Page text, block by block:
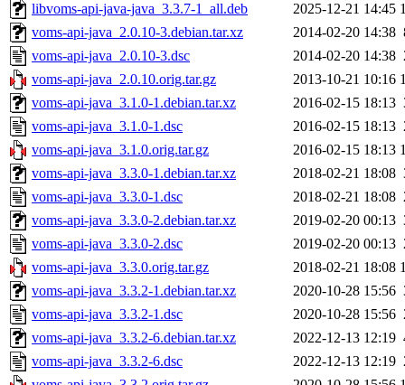
libvoms-api-java-java_3.3.7-1_all.deb
2025-12-21 14:45
voms-api-java_2.0.10-3.debian.tar.xz
2014-02-20 14:38
voms-api-java_2.0.10-3.dsc
2014-02-20 14:38
voms-api-java_2.0.10.orig.tar.gz
2013-10-21 10:16
voms-api-java_3.1.0-1.debian.tar.xz
2016-02-15 18:13
voms-api-java_3.1.0-1.dsc
2016-02-15 18:13
voms-api-java_3.1.0.orig.tar.gz
2016-02-15 18:13
voms-api-java_3.3.0-1.debian.tar.xz
2018-02-21 18:08
voms-api-java_3.3.0-1.dsc
2018-02-21 18:08
voms-api-java_3.3.0-2.debian.tar.xz
2019-02-20 00:13
voms-api-java_3.3.0-2.dsc
2019-02-20 00:13
voms-api-java_3.3.0.orig.tar.gz
2018-02-21 18:08
voms-api-java_3.3.2-1.debian.tar.xz
2020-10-28 15:56
voms-api-java_3.3.2-1.dsc
2020-10-28 15:56
voms-api-java_3.3.2-6.debian.tar.xz
2022-12-13 12:19
voms-api-java_3.3.2-6.dsc
2022-12-13 12:19